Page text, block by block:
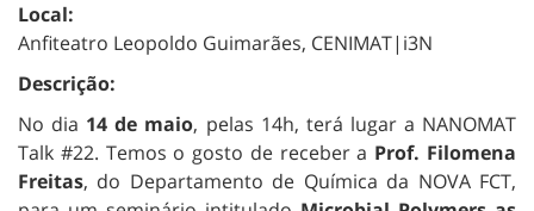
Local:
Anfiteatro Leopoldo Guimarães, CENIMAT|i3N
Descrição:
No dia 14 de maio, pelas 14h, terá lugar a NANOMAT
Talk #22. Temos o gosto de receber a Prof. Filomena
Freitas, do Departamento de Química da NOVA FCT,